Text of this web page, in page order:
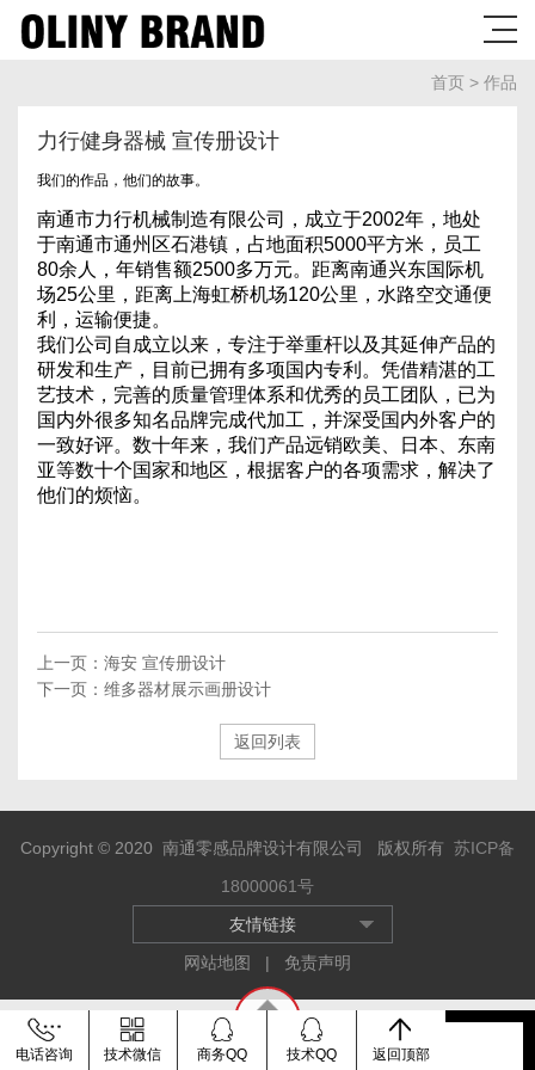
首页 > 作品
力行健身器械 宣传册设计
我们的作品，他们的故事。
南通市力行机械制造有限公司，成立于2002年，地处
于南通市通州区石港镇，占地面积5000平方米，员工
80余人，年销售额2500多万元。距离南通兴东国际机
场25公里，距离上海虹桥机场120公里，水路空交通便
利，运输便捷。
我们公司自成立以来，专注于举重杆以及其延伸产品的
研发和生产，目前已拥有多项国内专利。凭借精湛的工
艺技术，完善的质量管理体系和优秀的员工团队，已为
国内外很多知名品牌完成代加工，并深受国内外客户的
一致好评。数十年来，我们产品远销欧美、日本、东南
亚等数十个国家和地区，根据客户的各项需求，解决了
他们的烦恼。
上一页： 海安 宣传册设计
下一页： 维多器材展示画册设计
返回列表
Copyright © 2020 南通零感品牌设计有限公司 版权所有 苏ICP备
18000061号
友情链接
网站地图
| 免责声明
QQ 电话
价格
电话咨询 技术微信 商务QQ 技术QQ 返回顶部